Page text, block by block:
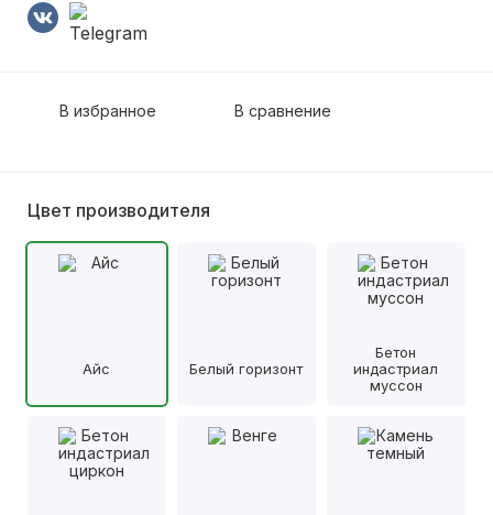
В избранное В сравнение
Цвет производителя
Айс Белый горизонт
Бетон
индастриал
муссон